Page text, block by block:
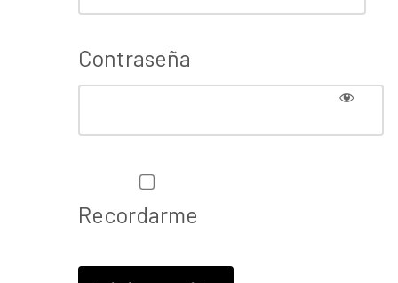
Contraseña
Recordarme